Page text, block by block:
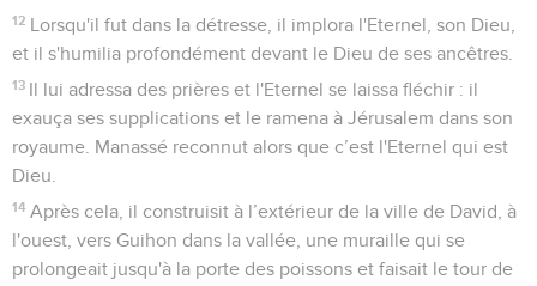
12 Lorsqu'il fut dans la détresse, il implora l'Eternel, son Dieu,
et il s'humilia profondément devant le Dieu de ses ancêtres.
13 Il lui adressa des prières et l'Eternel se laissa fléchir : il
exauça ses supplications et le ramena à Jérusalem dans son
royaume. Manassé reconnut alors que c’est l'Eternel qui est
Dieu.
14 Après cela, il construisit à l’extérieur de la ville de David, à
l'ouest, vers Guihon dans la vallée, une muraille qui se
prolongeait jusqu'à la porte des poissons et faisait le tour de